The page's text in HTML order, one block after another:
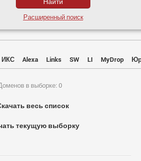
Расширенный поиск
ИКС Alexa Links SW LI MyDrop
в выборке: 0
весь список
текущую выборку